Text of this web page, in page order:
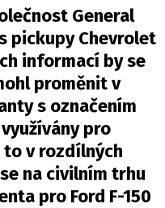
General
pickupy Chevrolet
informací by se
proměnit v
s označením
pro
v rozdílných
na civilním trhu
pro Ford F-150